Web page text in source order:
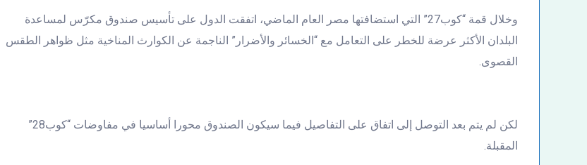
وخلال قمة “كوب27” التي استضافتها مصر العام الماضي، اتفقت الدول على تأسيس صندوق مكرّس لمساعدة
البلدان الأكثر عرضة للخطر على التعامل مع “الخسائر والأضرار” الناجمة عن الكوارث المناخية مثل ظواهر الطقس
القصوى.
لكن لم يتم بعد التوصل إلى اتفاق على التفاصيل فيما سيكون الصندوق محورا أساسيا في مفاوضات “كوب28”
المقبلة.